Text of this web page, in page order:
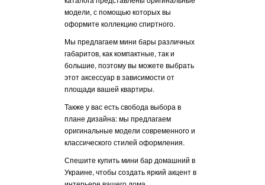
модели, с помощью которых вы
оформите коллекцию спиртного.
Мы предлагаем мини бары различных
габаритов, как компактные, так и
большие, поэтому вы можете выбрать
этот аксессуар в зависимости от
площади вашей квартиры.
Также у вас есть свобода выбора в
плане дизайна: мы предлагаем
оригинальные модели современного и
классического стилей оформления.
Спешите купить мини бар домашний в
Украине, чтобы создать яркий акцент в